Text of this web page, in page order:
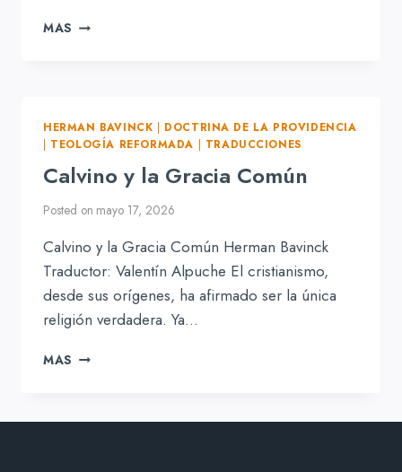
MAS LA
TESTIMONIO
HERMAN BAVINCK
DOCTRINA DE LA PROVIDENCIA
TEOLOGÍA REFORMADA TRADUCCIONES
Calvino y la Gracia Común
Posted on mayo 17, 2026
Calvino y la Gracia Común Herman Bavinck
Traductor: Valentín Alpuche El cristianismo,
desde sus orígenes, ha afirmado ser la única
religión verdadera. Ya…
MAS CALVINO